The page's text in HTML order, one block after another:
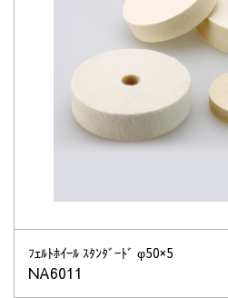
ﾌｪﾙﾄﾎｲｰﾙ ｽﾀﾝﾀﾞｰﾄﾞ φ50×5
NA6011